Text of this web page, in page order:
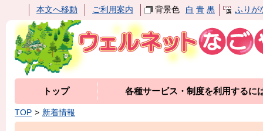
本文へ移動 ご利用案内 背景色 白 青 黒 ふりが
トップ 各種サービス・制度を利用するに
TOP 新着情報